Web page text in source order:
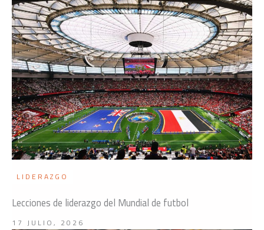
LIDERAZGO
Lecciones de liderazgo del Mundial de futbol
17 JULIO, 2026